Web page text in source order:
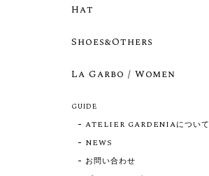
Hat
Shoes&Others
La Garbo / Women
GUIDE
ATELIER GARDENIAについて
NEWS
お問い合わせ